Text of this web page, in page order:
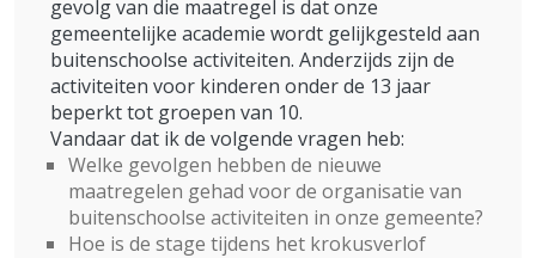
gevolg van die maatregel is dat onze
gemeentelijke academie wordt gelijkgesteld aan
buitenschoolse activiteiten. Anderzijds zijn de
activiteiten voor kinderen onder de 13 jaar
beperkt tot groepen van 10.
Vandaar dat ik de volgende vragen heb:
Welke gevolgen hebben de nieuwe
maatregelen gehad voor de organisatie van
buitenschoolse activiteiten in onze gemeente?
Hoe is de stage tijdens het krokusverlof